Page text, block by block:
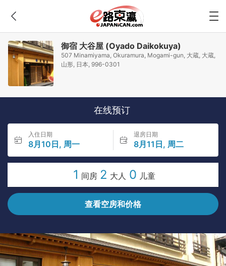
御宿 大谷屋 (Oyado Daikokuya)
507 Minamiyama, Okuramura, Mogami-gun, 大蔵, 大蔵,
山形, 日本, 996-0301
在线预订
入住日期
8月10日, 周一
退房日期
8月11日, 周二
1 间房 2 大人 0 儿童
查看空房和价格